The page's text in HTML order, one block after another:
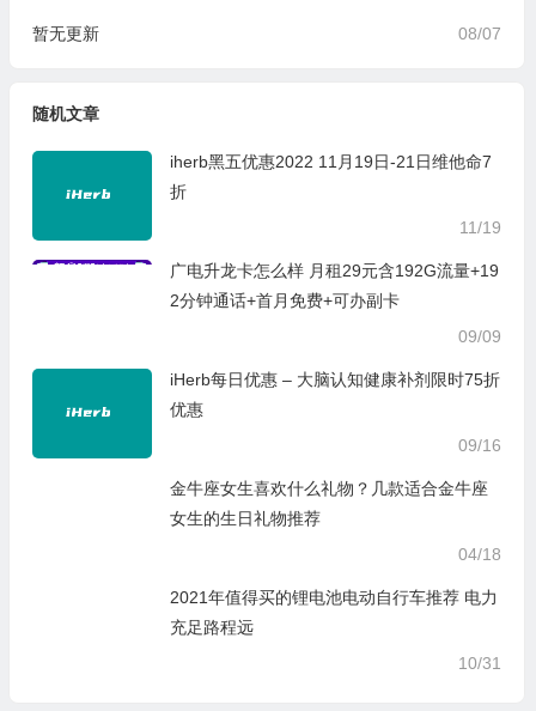
08/07
暂无更新
随机文章
iherb黑五优惠2022 11月19日-21日维他命7
折
11/19
广电升龙卡怎么样 月租29元含192G流量+19
2分钟通话+首月免费+可办副卡
09/09
iHerb每日优惠 – 大脑认知健康补剂限时75折
优惠
09/16
金牛座女生喜欢什么礼物？几款适合金牛座
女生的生日礼物推荐
04/18
2021年值得买的锂电池电动自行车推荐 电力
充足路程远
10/31